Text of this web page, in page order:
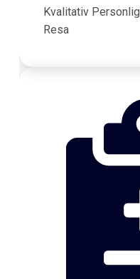
Kvalitativ
Resa